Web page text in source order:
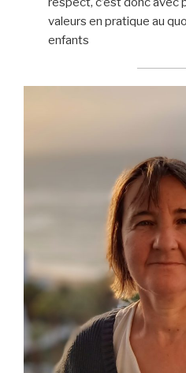
valeurs en pratique au
enfants